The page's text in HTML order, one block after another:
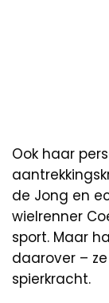
Ook haar
de Jong en
wielrenner
sport. Maar
daarover –
spierkracht.